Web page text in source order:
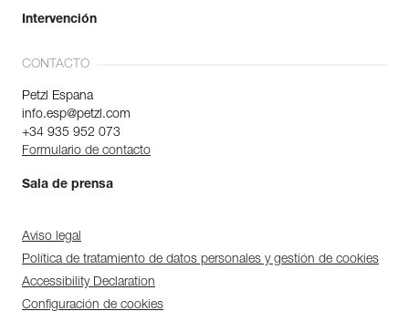
Intervención
CONTACTO
Petzl Espana
info.esp@petzl.com
+34 935 952 073
Formulario de contacto
Sala de prensa
Aviso legal
Política de tratamiento de datos personales y gestión de cookies
Accessibility Declaration
Configuración de cookies